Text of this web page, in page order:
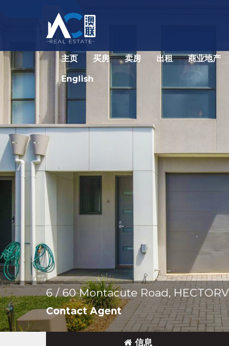
主页 买房 卖房 出租 商业地产
English
6 / 60 Montacute Road,
Contact Agent
信息